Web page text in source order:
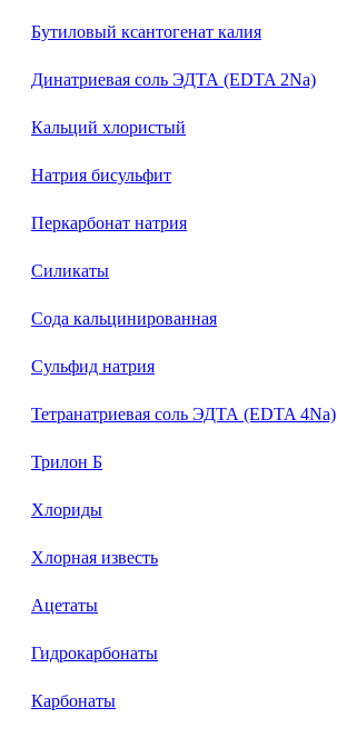
Бутиловый ксантогенат калия
Динатриевая соль ЭДТА (EDTA 2Na)
Кальций хлористый
Натрия бисульфит
Перкарбонат натрия
Силикаты
Сода кальцинированная
Сульфид натрия
Тетранатриевая соль ЭДТА (EDTA 4Na)
Трилон Б
Хлориды
Хлорная известь
Ацетаты
Гидрокарбонаты
Карбонаты